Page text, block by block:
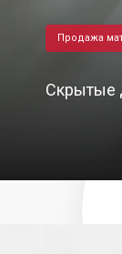
Продажа
Скрытые